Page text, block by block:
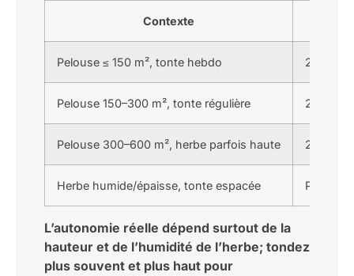
Contexte
Pelouse ≤ 150 m², tonte hebdo 2x20V
Pelouse 150–300 m², tonte régulière 2x20V
Pelouse 300–600 m², herbe parfois haute 2x20V
Herbe humide/épaisse, tonte espacée Prévoir
L’autonomie réelle dépend surtout de la
hauteur et de l’humidité de l’herbe; tondez
plus souvent et plus haut pour